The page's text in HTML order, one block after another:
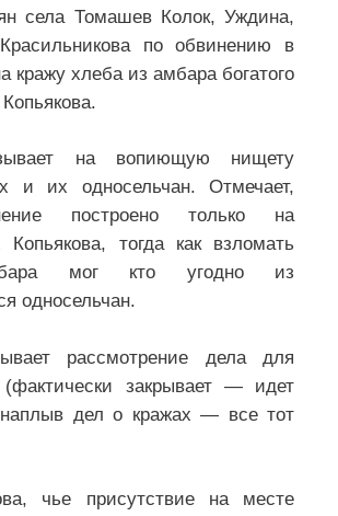
села Томашев Колок, Уждина,
по обвинению в
кражу хлеба из амбара богатого
на вопиющую нищету
и их односельчан. Отмечает,
построено только на
Копьякова, тогда как взломать
мог кто угодно из
односельчан.
рассмотрение дела для
закрывает — идет
дел о кражах — все тот
чье присутствие на месте